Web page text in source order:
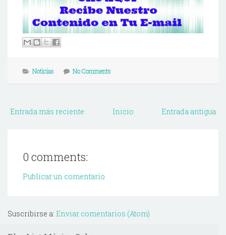
Noticias No Comments
Entrada más reciente Entrada antigua
Inicio
0 comments:
Publicar un comentario
Suscribirse a: Enviar comentarios (Atom)